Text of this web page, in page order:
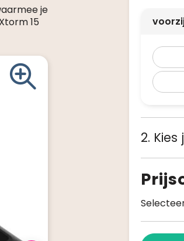
je
15
2.